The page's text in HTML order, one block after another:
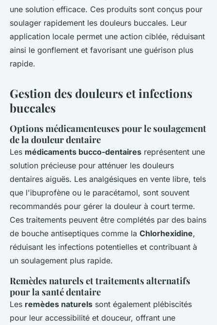
une solution efficace. Ces produits sont conçus pour
soulager rapidement les douleurs buccales. Leur
application locale permet une action ciblée, réduisant
ainsi le gonflement et favorisant une guérison plus
rapide.
Gestion des douleurs et infections
buccales
Options médicamenteuses pour le soulagement
de la douleur dentaire
Les médicaments bucco-dentaires représentent une
solution précieuse pour atténuer les douleurs
dentaires aiguës. Les analgésiques en vente libre, tels
que l'ibuprofène ou le paracétamol, sont souvent
recommandés pour gérer la douleur à court terme.
Ces traitements peuvent être complétés par des bains
de bouche antiseptiques comme la Chlorhexidine,
réduisant les infections potentielles et contribuant à
un soulagement plus rapide.
Remèdes naturels et traitements alternatifs
pour la santé dentaire
Les remèdes naturels sont également plébiscités
pour leur accessibilité et douceur, offrant une